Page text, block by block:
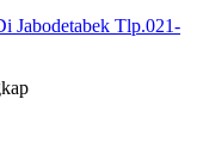
Jabodetabek Tlp.021-